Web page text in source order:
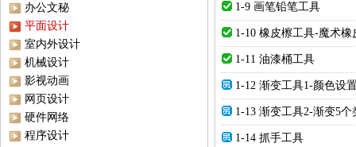
办公文秘
平面设计
室内外设计
机械设计
影视动画
网页设计
硬件网络
程序设计
1-9 画笔铅笔工具
1-10 橡皮檫工具-魔术
1-11 油漆桶工具
1-12 渐变工具1-颜色设
1-13 渐变工具2-渐变5个
1-14 抓手工具